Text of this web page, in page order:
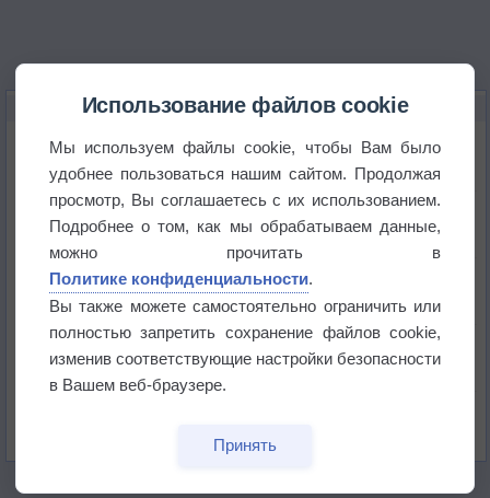
НОВОЕ О ПОГОДЕ
Дневная температура воздуха в ОАЭ превысила
Европейские столицы бьют рекорды жары
Впервые за 155 лет в Лондоне в течение месяца
не выпадал дождь
Лето продолжит щедро раздавать своё тепло!
Использование файлов cookie
Мы используем файлы cookie, чтобы Вам было
удобнее пользоваться нашим сайтом. Продолжая
просмотр, Вы соглашаетесь с их использованием.
Подробнее о том, как мы обрабатываем данные,
можно прочитать в
Политике конфиденциальности.
Вы также можете самостоятельно ограничить или
полностью запретить сохранение файлов cookie,
изменив соответствующие настройки безопасности
в Вашем веб-браузере.
Принять